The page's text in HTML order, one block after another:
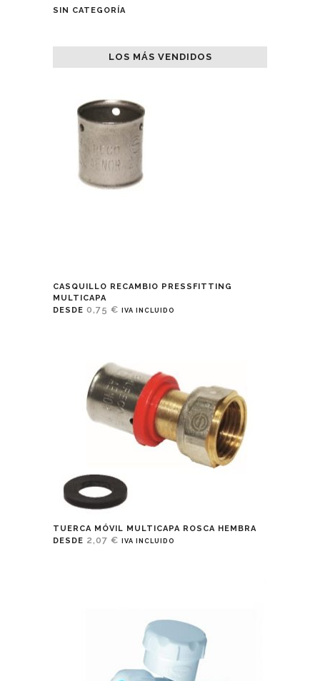
SIN CATEGORÍA
LOS MÁS VENDIDOS
CASQUILLO RECAMBIO PRESSFITTING
MULTICAPA
DESDE 0,75 € IVA INCLUIDO
TUERCA MÓVIL MULTICAPA ROSCA HEMBRA
DESDE 2,07 € IVA INCLUIDO